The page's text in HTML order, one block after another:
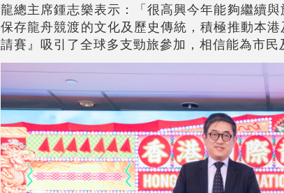
龍總主席鍾志樂表示：「很高興今年能夠繼續
保存龍舟競渡的文化及歷史傳統，積極推動本
請賽』吸引了全球多支勁旅參加，相信能為市民